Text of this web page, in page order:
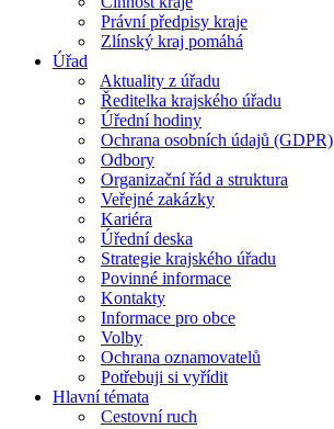
Právní předpisy kraje
Zlínský kraj pomáhá
Úřad
Aktuality z úřadu
Ředitelka krajského úřadu
Úřední hodiny
Ochrana osobních údajů (GDPR)
Odbory
Organizační řád a struktura
Veřejné zakázky
Kariéra
Úřední deska
Strategie krajského úřadu
Povinné informace
Kontakty
Informace pro obce
Volby
Ochrana oznamovatelů
Potřebuji si vyřídit
Hlavní témata
Cestovní ruch